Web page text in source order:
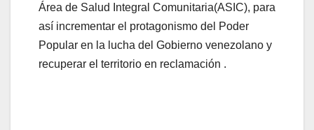
Área de Salud Integral Comunitaria(ASIC), para
así incrementar el protagonismo del Poder
Popular en la lucha del Gobierno venezolano y
recuperar el territorio en reclamación .